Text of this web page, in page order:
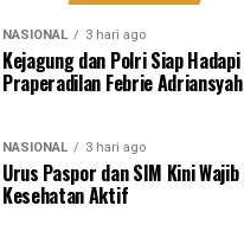
NASIONAL 3 hari ago
Kejagung dan Polri Siap
Praperadilan Febrie Adriansyah
NASIONAL 3 hari ago
Urus Paspor dan SIM Kini Wajib
Kesehatan Aktif